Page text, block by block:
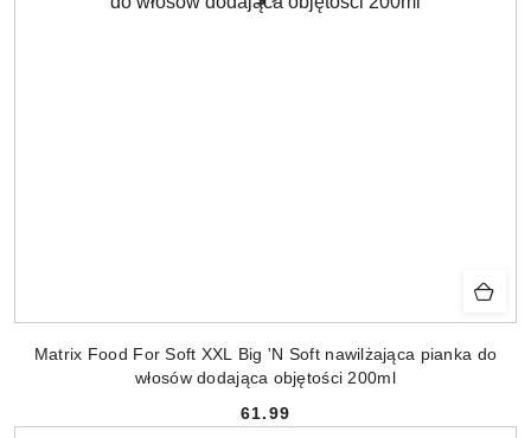
Matrix Food For Soft XXL Big 'N Soft nawilżająca pianka do
włosów dodająca objętości 200ml
Cena:
61.99